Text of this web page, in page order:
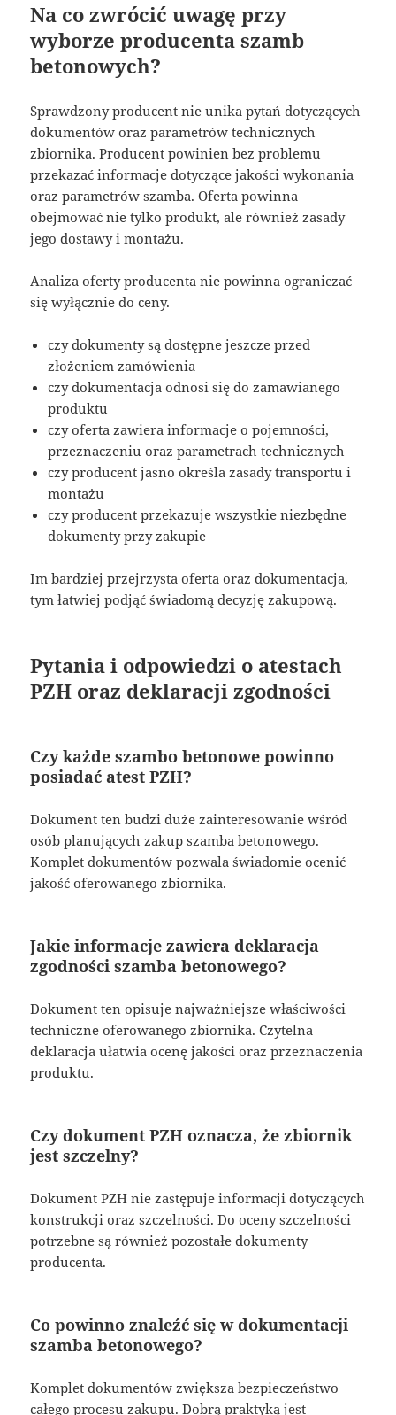
Na co zwrócić uwagę przy
wyborze producenta szamb
betonowych?
Sprawdzony producent nie unika pytań dotyczących
dokumentów oraz parametrów technicznych
zbiornika. Producent powinien bez problemu
przekazać informacje dotyczące jakości wykonania
oraz parametrów szamba. Oferta powinna
obejmować nie tylko produkt, ale również zasady
jego dostawy i montażu.
Analiza oferty producenta nie powinna ograniczać
się wyłącznie do ceny.
czy dokumenty są dostępne jeszcze przed
złożeniem zamówienia
czy dokumentacja odnosi się do zamawianego
produktu
czy oferta zawiera informacje o pojemności,
przeznaczeniu oraz parametrach technicznych
czy producent jasno określa zasady transportu i
montażu
czy producent przekazuje wszystkie niezbędne
dokumenty przy zakupie
Im bardziej przejrzysta oferta oraz dokumentacja,
tym łatwiej podjąć świadomą decyzję zakupową.
Pytania i odpowiedzi o atestach
PZH oraz deklaracji zgodności
Czy każde szambo betonowe powinno
posiadać atest PZH?
Dokument ten budzi duże zainteresowanie wśród
osób planujących zakup szamba betonowego.
Komplet dokumentów pozwala świadomie ocenić
jakość oferowanego zbiornika.
Jakie informacje zawiera deklaracja
zgodności szamba betonowego?
Dokument ten opisuje najważniejsze właściwości
techniczne oferowanego zbiornika. Czytelna
deklaracja ułatwia ocenę jakości oraz przeznaczenia
produktu.
Czy dokument PZH oznacza, że zbiornik
jest szczelny?
Dokument PZH nie zastępuje informacji dotyczących
konstrukcji oraz szczelności. Do oceny szczelności
potrzebne są również pozostałe dokumenty
producenta.
Co powinno znaleźć się w dokumentacji
szamba betonowego?
Komplet dokumentów zwiększa bezpieczeństwo
całego procesu zakupu. Dobrą praktyką jest